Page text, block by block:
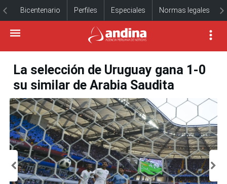
Bicentenario Perfiles Especiales Normas legales
La selección de Uruguay gana 1-0
su similar de Arabia Saudita